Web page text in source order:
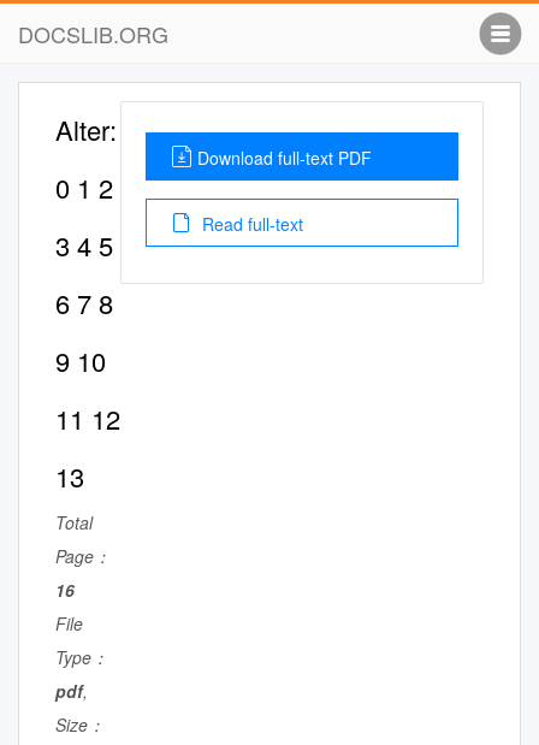
DOCSLIB.ORG
Alter:
0 1 2
3 4 5
6 7 8
9 10
11 12
13
Total
Page：
16
File
Type：
pdf,
Size：
Download full-text PDF
Read full-text